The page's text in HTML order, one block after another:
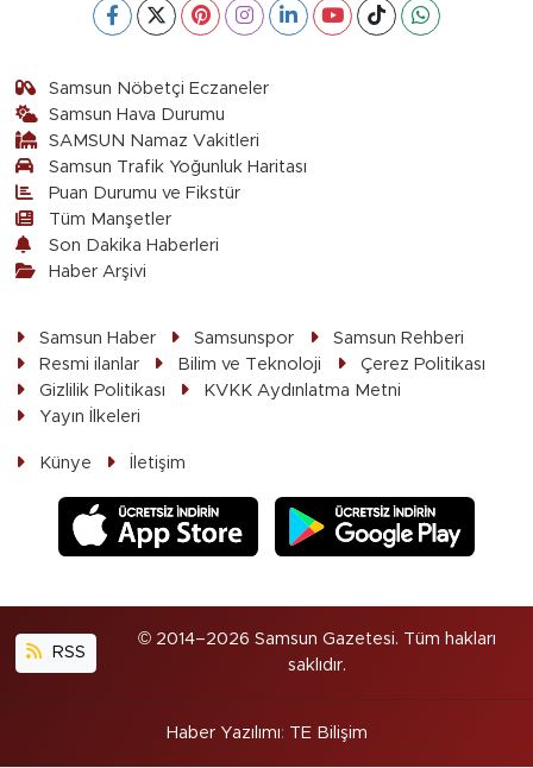
Samsun Nöbetçi Eczaneler
Samsun Hava Durumu
SAMSUN Namaz Vakitleri
Samsun Trafik Yoğunluk Haritası
Puan Durumu ve Fikstür
Tüm Manşetler
Son Dakika Haberleri
Haber Arşivi
Samsun Haber Samsunspor
Samsun Rehberi
Resmi ilanlar
Bilim ve Teknoloji
Çerez Politikası
Gizlilik Politikası
KVKK Aydınlatma Metni
Yayın İlkeleri
Künye İletişim
RSS
© 2014–2026 Samsun Gazetesi. Tüm hakları
saklıdır.
Haber Yazılımı: TE Bilişim